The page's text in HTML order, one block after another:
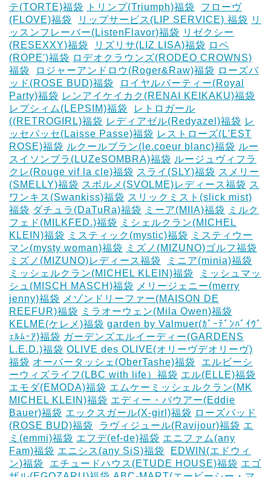
テ(TORTE)福袋
トリンプ(Triumph)福袋
フローヴ
(FLOVE)福袋
リップサービス(LIP SERVICE) 福袋 リ
ッスンフレーバー(ListenFlavor)福袋 リゼクシー
(RESEXXY)福袋
リズリサ(LIZ LISA)福袋 ロペ
(ROPE')福袋 ロデオクラウンズ(RODEO CROWNS)
福袋
ロジャーアンドロウ(Roger&Raw)福袋 ローズバ
ッド(ROSE BUD)福袋
ロイヤルパーティー(Royal
Party)福袋 レンアイケイカク(RENAI KEIKAKU)福袋
レプシィム(LEPSIM)福袋
レトロガール
((RETROGIRL)福袋 レディアゼル(Redyazel)福袋 レ
ッセパッセ(Laisse Passe)福袋 レストローズ(L'EST
ROSE)福袋 ルクールブラン(le.coeur blanc)福袋 ルー
スイソンブラ(LUZeSOMBRA)福袋 ルージュヴィフラ
クレ(Rouge vif la cle)福袋 スライ(SLY)福袋 スメリー
(SMELLY)福袋 スボルメ(SVOLME)レディース福袋 ス
ワンキス(Swankiss)福袋 スリックミスト(slick mist)
福袋 ダチュラ(DaTuRa)福袋 ‎ミーア(MIIA)福袋
ミルク
フェド(MILKFED.)福袋
ミシェルクラン(MICHEL
KLEIN)福袋
ミスティック(mystic)福袋
ミスティウー
マン(mysty woman)福袋
ミズノ(MIZUNO)ゴルフ福袋
ミズノ(MIZUNO)レディース福袋
ミニア(minia)福袋
ミッシェルクラン(MICHEL KLEIN)福袋
ミッシュマッ
シュ(MISCH MASCH)福袋
メリージェニー(merry
jenny)福袋
メゾンドリーファー(MAISON DE
REEFUR)福袋
ミラオーウェン(Mila Owen)福袋
KELME(ケレメ)福袋 ‎garden by Valmuer(ｶﾞｰﾃﾞﾝﾊﾞｲｳﾞ
ｪﾙﾑｰｱ)福袋 ガーデンズエルイーディー(GARDENS
L.E.D.)福袋 OLIVE des OLIVE(オリーヴデオリーヴ)
福袋 オーバータッシェ(OberTashe)福袋
エルビーシ
ーウィズライフ(LBC with life）福袋 エル(ELLE)福袋
エモダ(EMODA)福袋 エムケーミッシェルクラン(MK
MICHEL KLEIN)福袋 エディー・バウアー(Eddie
Bauer)福袋 エックスガール(X-girl)福袋 ローズバッド
(ROSE BUD)福袋
ラヴィジュール(Ravijour)福袋 エ
ミ(emmi)福袋 エフデ(ef-de)福袋 エニファム(any
Fam)福袋 エニシス(any SiS)福袋
EDWIN(エドウィ
ン)福袋
エチュードハウス(ETUDE HOUSE)福袋 エゴ